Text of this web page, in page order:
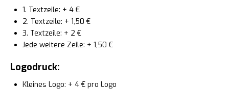
1. Textzeile: + 4 €
2. Textzeile: + 1,50 €
3. Textzeile: + 2 €
Jede weitere Zeile: + 1,50 €
Logodruck:
Kleines Logo: + 4 € pro Logo